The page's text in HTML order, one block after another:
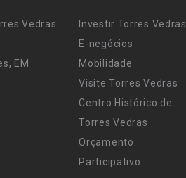
Vedras
EM
Investir Torres Vedras
E-negócios
Mobilidade
Visite Torres Vedras
Centro Histórico de
Torres Vedras
Orçamento
Participativo